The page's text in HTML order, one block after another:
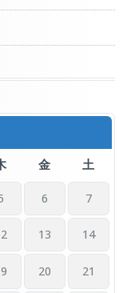
金 土
6 7
13 14
20 21